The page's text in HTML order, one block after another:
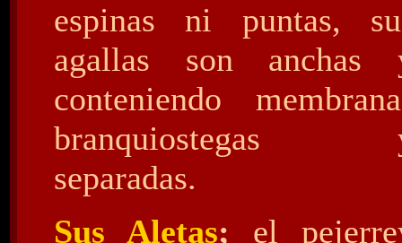
espinas ni puntas,
agallas son anchas
conteniendo
branquiostegas
separadas.
Sus Aletas; el